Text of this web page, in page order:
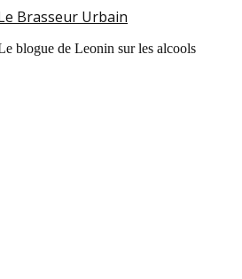
Brasseur Urbain
blogue de Leonin sur les alcools